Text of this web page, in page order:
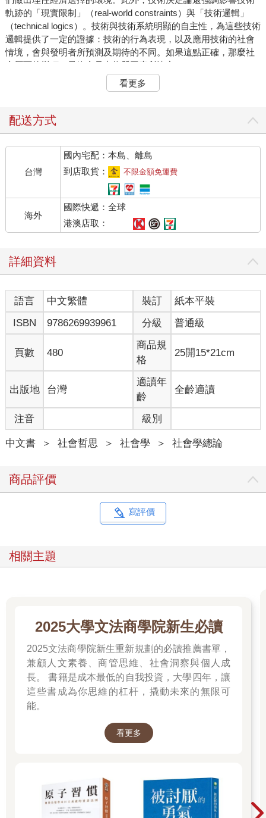
軌跡的「現實限制」（real-world constraints）與「技術邏輯」
（technical logics）。技術與技術系統明顯的自主性，為這些技術
邏輯提供了一定的證據：技術的行為表現，以及應用技術的社會
情境，會與發明者所預測及期待的不同。如果這點正確，那麼社
會層面的變項，最終會是由物質因素所決定。
有關技術對於社會及經濟的影響，馬克思與恩格斯曾說過令人印
象深刻的評論，這可以代表技術決定論的立場——但這些著名的
針對鉅觀的結構，馬克思曾有一句名言：「手工磨坊帶來的是封
說到規模較小的結構時，恩格斯則宣稱，「大工廠的自動化機
械，比起歷來任何一個雇用工人的小資本家，都要來得專橫。」
◆ ◆ ◆
即便對於非決定論者而言，技術所造成的影響，也是很重要的議
題。如同第一章所述，在「前STS」時代，探討技術造成的好處
和惡果，並試圖以系統化的方式思考這些後果，是「針對科學與
技術之思考」重要的一部分。這類研究仍在持續發展。同時，如
後文所言，某些STS研究者已經挑戰了一個看似無可疑的假設：
些，挑戰的是「技術具有本質上的特性」這個觀點。倘如技術沒
有本質上的特性，那麼它們就不會造成系統性的影響，而假使它
們沒有任何系統性的影響，那麼，技術就無法決定社會世界的結
構。
沒有任何技術——事實上，也沒有任何的物品——只有一種可能
的使用方式。即便像手錶這樣具有明顯目的性之物品，也同時用
來報時、引人注目、謀利、致敬知名的時鐘款式、表現佩戴者的
特色等等。即便是報時這種看似單純的目的，也可以視為具有多
重不同目的：人們可以透過手錶來安排一天的日程、計算單車騎
一段路耗時多久、控制糕點的烹調時間、留意日落時間等等。由
於這種多樣性，手錶並不具備本質。而如果手錶沒有本質，那麼
我們只能說，它的系統性影響，只會在特定的人類環境中作用。
特雷弗．平奇與維貝．畢克（Trevor Pinch and Wiebe Bijker
1987）在討論「技術的社會建構」（Social Construction of
Technology, SCOT）的著作中，將上述觀點延伸成思考技術發展
絕大多數自行車的基本設計，這乍看之下是個無可避免的結果。
標準的現代自行車穩定、安全、有效率、速度快，因此我們可能
然而在平奇與畢克的分析中，安全自行車的勝利，並不是由於它
行車設計反倒更好，至少比各種早期的安全自行車這類競爭產品
來得好。對許多年輕男性騎士而言，安全自行車為了穩定性而犧
social group）。安全自行車未能符合他們的目標，因為（對他們
因此，在人們理解技術以及技術設計時，有詮釋彈性
（interpretive flexibility）存在。我們應當將技術的軌跡，看成修
辭操作的結果，這些操作界定了人造物的使用者、它們的用途，
以及特定設計所解決的問題。十九世紀初期英國的盧德主義者
（Luddites）對於工廠機器便採取了多樣的詮釋，因此他們只摧毀
某些機器而沒破壞其他的。雖然有些人認為工廠機器打亂了他們
偏好的工作模式，但另一些人卻認為問題出在工廠主身上。當新
制也隨之減弱。這就表示，這些機器，不會只造成單一類、一致
看更多
配送方式
台灣
國內宅配：本島、離島
到店取貨：
不限金額免運費
海外
國際快遞：全球
港澳店取：
詳細資料
語言 中文繁體 裝訂
紙本平裝
ISBN
9786269939961 分級 普通級
頁數 480
商品規
格
25開15*21cm
出版地 台灣
適讀年
齡
全齡適讀
注音 級別
中文書 ＞ 社會哲思 ＞ 社會學 ＞ 社會學總論
商品評價
寫評價
相關主題
2025大學文法商學院新生必讀
2025文法商學院新生重新規劃的必讀推薦書單，
兼顧人文素養、商管思維、社會洞察與個人成
長。 書籍是成本最低的自我投資，大學四年，讓
這些書成為你思維的杠杆，撬動未來的無限可
能。
看更多